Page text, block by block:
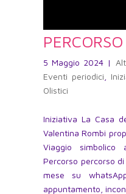
5 Maggio 2024 |
Eventi periodici
Olistici
Iniziativa La Casa
Valentina Rombi
Viaggio simbolico
Percorso percorso
mese su
appuntamento,